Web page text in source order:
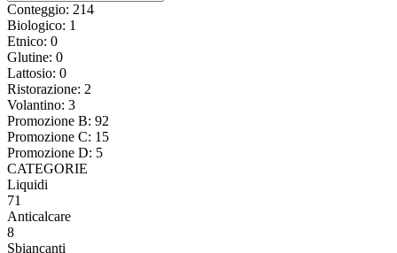
Conteggio: 214
Biologico: 1
Etnico: 0
Glutine: 0
Lattosio: 0
Ristorazione: 2
Volantino: 3
Promozione B: 92
Promozione C: 15
Promozione D: 5
CATEGORIE
Liquidi
71
Anticalcare
8
Sbiancanti